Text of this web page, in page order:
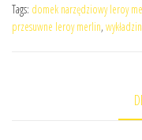
Tags: domek narzędziowy leroy
przesuwne leroy merlin,